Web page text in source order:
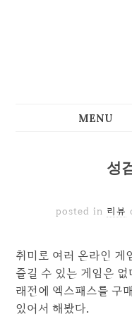
성
posted in 리뷰
취미로 여러 온라인 게
즐길 수 있는 게임은
래전에 엑스패스를 구
있어서 해봤다.